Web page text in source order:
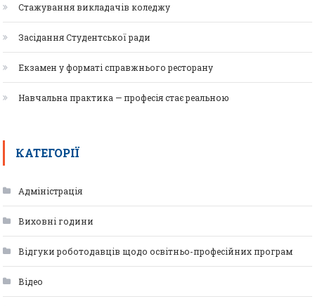
Стажування викладачів коледжу
Засідання Студентської ради
Екзамен у форматі справжнього ресторану
Навчальна практика — професія стає реальною
КАТЕГОРІЇ
Адміністрація
Виховні години
Відгуки роботодавців щодо освітньо-професійних програм
Відео